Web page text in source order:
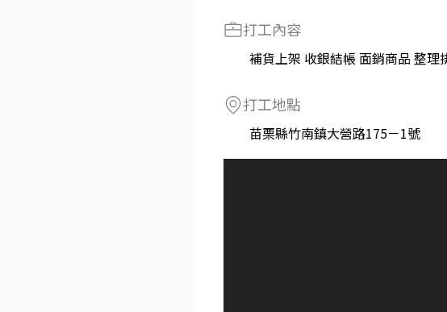
打工內容
補貨上架 收銀結帳 面銷商品 整
打工地點
苗栗縣竹南鎮大營路175－1號